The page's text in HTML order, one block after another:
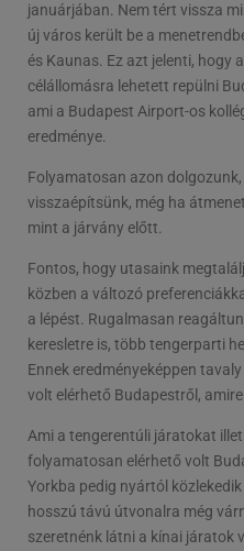
januárjában. Nem tért vissza
új város került be a
és Kaunas. Ez azt jelenti, hogy
célállomásra lehetett repülni
ami a Budapest Airport-os
eredménye.
Folyamatosan azon
visszaépítsünk, még ha
mint a járvány előtt.
Fontos, hogy utasaink
közben a változó
a lépést. Rugalmasan
keresletre is, több tengerparti
Ennek eredményeképpen
volt elérhető Budapestről,
Ami a tengerentúli járatokat
folyamatosan elérhető volt
Yorkba pedig nyártól
hosszú távú útvonalra még
szeretnénk látni a kínai járatok